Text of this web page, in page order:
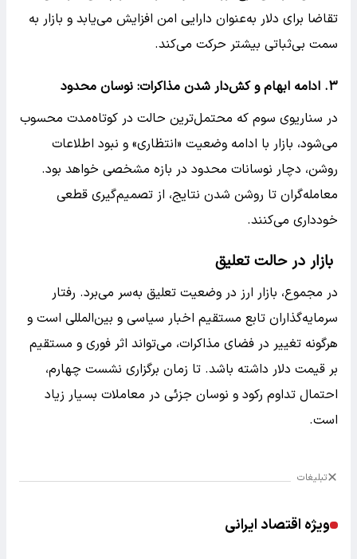
تقاضا برای دلار به‌عنوان دارایی امن افزایش می‌یابد و بازار به
سمت بی‌ثباتی بیشتر حرکت می‌کند.
۳. ادامه ابهام و کش‌دار شدن مذاکرات: نوسان محدود
در سناریوی سوم که محتمل‌ترین حالت در کوتاه‌مدت محسوب
می‌شود، بازار با ادامه وضعیت «انتظاری» و نبود اطلاعات
روشن، دچار نوسانات محدود در بازه مشخصی خواهد بود.
معامله‌گران تا روشن شدن نتایج، از تصمیم‌گیری قطعی
خودداری می‌کنند.
بازار در حالت تعلیق
در مجموع، بازار ارز در وضعیت تعلیق به‌سر می‌برد. رفتار
سرمایه‌گذاران تابع مستقیم اخبار سیاسی و بین‌المللی است و
هرگونه تغییر در فضای مذاکرات، می‌تواند اثر فوری و مستقیم
بر قیمت دلار داشته باشد. تا زمان برگزاری نشست چهارم،
احتمال تداوم رکود و نوسان جزئی در معاملات بسیار زیاد
است.
تبلیغات
ویژه اقتصاد ایرانی